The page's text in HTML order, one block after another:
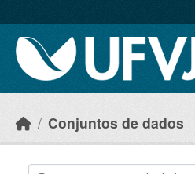
Conjuntos de dados